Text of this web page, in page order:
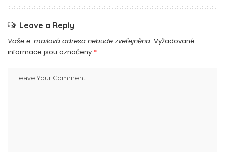
Leave a Reply
Vaše e-mailová adresa nebude zveřejněna. Vyžadované
informace jsou označeny *